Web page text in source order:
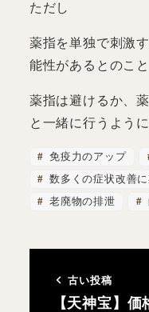
ただし
薬指を単独で刺激
能性があるとのこと
薬指は避けるか、
と一緒に行うよう
免疫力のアップ
数多くの症状改善
老廃物の排泄
古い投稿
【天神宝】